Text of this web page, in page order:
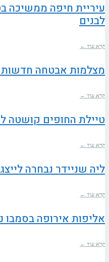
עיריית חיפה ממשיכה
לבנים
קרא עוד ←
מצלמות אבטחה חדשות
קרא עוד ←
טיילת החופים קושטה
קרא עוד ←
ליה שניידר נבחרה
קרא עוד ←
אליפות אירופה
קרא עוד ←